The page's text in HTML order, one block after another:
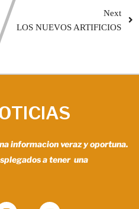
Next
LOS NUEVOS ARTIFICIOS
informacion veraz y oportuna.
a tener una